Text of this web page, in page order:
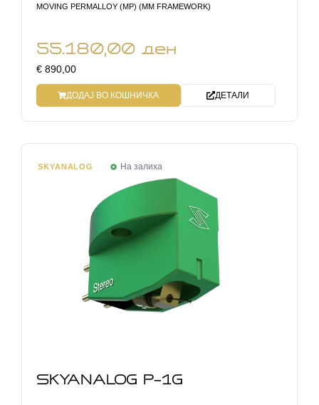
MOVING PERMALLOY (MP) (MM FRAMEWORK)
55.180,00 ден
€ 890,00
ДОДАЈ ВО КОШНИЧКА ДЕТАЛИ
SKYANALOG На залиха
SKYANALOG P-1G